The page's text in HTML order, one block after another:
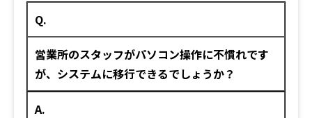
Q.
営業所のスタッフがパソコン操作に不慣れです
が、システムに移行できるでしょうか？
A.